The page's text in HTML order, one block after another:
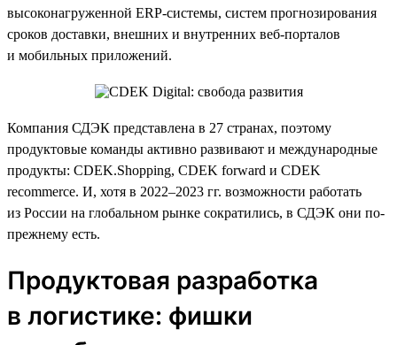
высоконагруженной ERP-системы, систем прогнозирования
сроков доставки, внешних и внутренних веб-порталов
и мобильных приложений.
Компания СДЭК представлена в 27 странах, поэтому
продуктовые команды активно развивают и международные
продукты: CDEK.Shopping, CDEK forward и CDEK
recommerce. И, хотя в 2022–2023 гг. возможности работать
из России на глобальном рынке сократились, в СДЭК они по-
прежнему есть.
Продуктовая разработка
в логистике: фишки